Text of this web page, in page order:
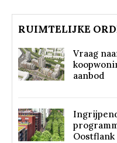
RUIMTELIJKE
Vraag
aanbod